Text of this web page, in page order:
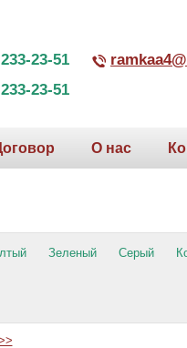
23-51
23-51
О нас
Зеленый Серый